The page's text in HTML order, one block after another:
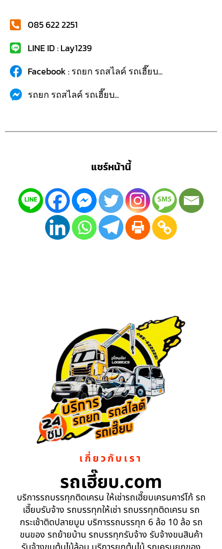
085 622 2251
LINE ID : Lay1239
Facebook : รถยก รถสไลค์ รถเฮี๊ยบ...
รถยก รถสไลค์ รถเฮี๊ยบ...
แชร์หน้านี้
เกี่ยวกับเรา
รถเฮี๊ยบ.com
บริการรถบรรทุกติดเครน ให้เช่ารถเฮี๊ยบเครนคาร์โก้ รถ
เฮี๊ยบรับจ้าง รถบรรทุกให้เช่า รถบรรทุกติดเครน รถ
กระเช้าติดปลายบูม บริการรถบรรทุก 6 ล้อ 10 ล้อ รถ
ขนของ รถย้ายบ้าน รถบรรทุกรับจ้าง รับจ้างขนสินค้า